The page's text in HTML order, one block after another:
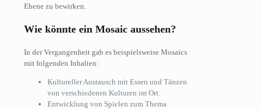
Ebene zu bewirken.
Wie könnte ein Mosaic aussehen?
In der Vergangenheit gab es beispielsweise Mosaics
mit folgenden Inhalten:
Kultureller Austausch mit Essen und Tänzen
von verschiedenen Kulturen im Ort.
Entwicklung von Spielen zum Thema